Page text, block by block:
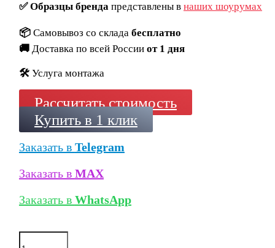
✅Образцы брендапредставлены в наших шоурумах
📦 Самовывоз со склада бесплатно
🚚 Доставка по всей России от 1 дня
🛠️ Услуга монтажа
Рассчитать стоимость
Купить в 1 клик
Заказать в Telegram
Заказать в MAX
Заказать в WhatsApp
Количество